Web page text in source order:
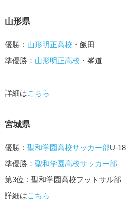
山形県
優勝： 山形明正高校 ・飯田
準優勝： 山形明正高校 ・峯道
詳細はこちら
宮城県
優勝： 聖和学園高校サッカー部U-18
準優勝： 聖和学園高校サッカー部
第3位：聖和学園高校フットサル部
詳細はこちら